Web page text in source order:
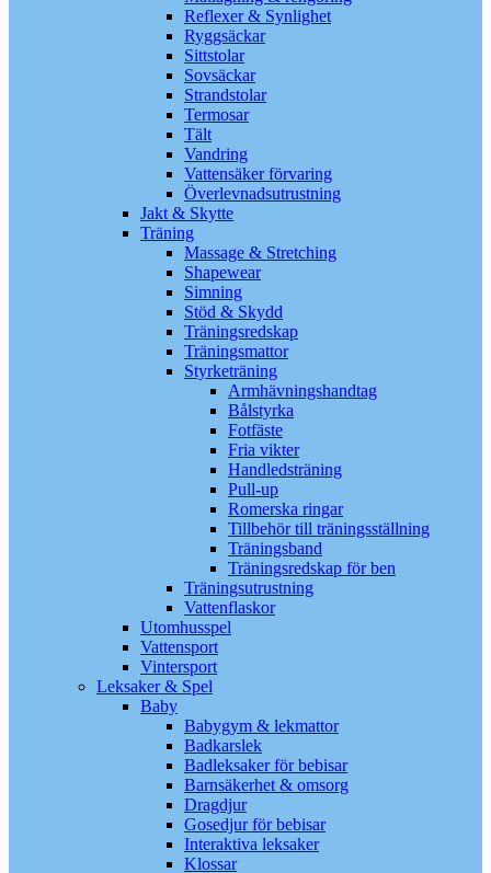
Reflexer & Synlighet
Ryggsäckar
Sittstolar
Sovsäckar
Strandstolar
Termosar
Tält
Vandring
Vattensäker förvaring
Överlevnadsutrustning
Jakt & Skytte
Träning
Massage & Stretching
Shapewear
Simning
Stöd & Skydd
Träningsredskap
Träningsmattor
Styrketräning
Armhävningshandtag
Bålstyrka
Fotfäste
Fria vikter
Handledsträning
Pull-up
Romerska ringar
Tillbehör till träningsställning
Träningsband
Träningsredskap för ben
Träningsutrustning
Vattenflaskor
Utomhusspel
Vattensport
Vintersport
Leksaker & Spel
Baby
Babygym & lekmattor
Badkarslek
Badleksaker för bebisar
Barnsäkerhet & omsorg
Dragdjur
Gosedjur för bebisar
Interaktiva leksaker
Klossar